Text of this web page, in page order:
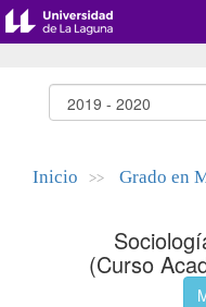
Inicio >> Grado en
(Curso